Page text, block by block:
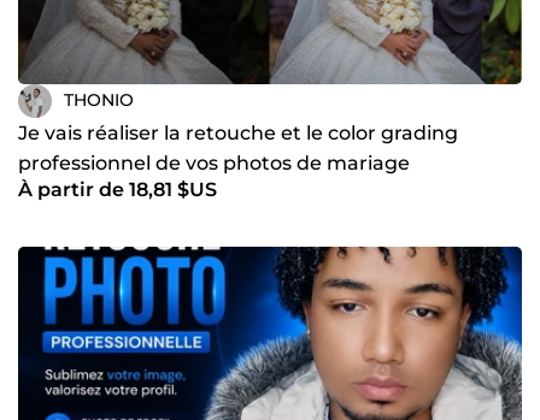
THONIO
Je vais réaliser la retouche et le color grading
professionnel de vos photos de mariage
À partir de 18,81 $US